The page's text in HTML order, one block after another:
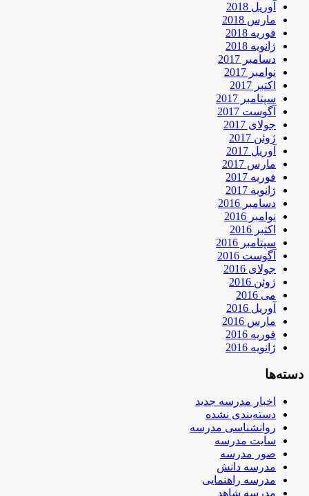
آوریل 2018
مارس 2018
فوریه 2018
ژانویه 2018
دسامبر 2017
نوامبر 2017
اکتبر 2017
سپتامبر 2017
آگوست 2017
جولای 2017
ژوئن 2017
آوریل 2017
مارس 2017
فوریه 2017
ژانویه 2017
دسامبر 2016
نوامبر 2016
اکتبر 2016
سپتامبر 2016
آگوست 2016
جولای 2016
ژوئن 2016
می 2016
آوریل 2016
مارس 2016
فوریه 2016
ژانویه 2016
دسته‌ها
اخبار مدرسه جدید
دسته‌بندی نشده
روانشناسی مدرسه
سایت مدرسه
صور مدرسه
مدرسه دانش
مدرسه راهنمایی
مدرسه شاهد